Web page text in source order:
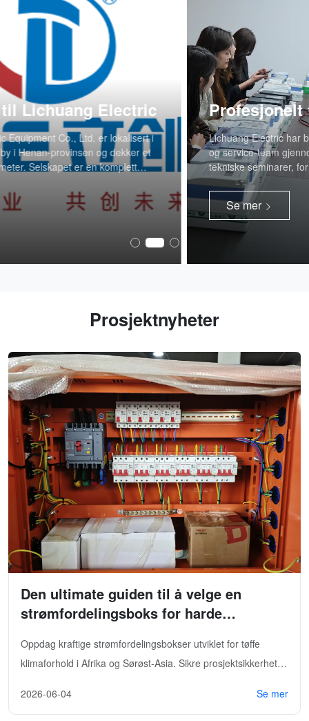
Profesjonelt team
Lichuang Electric har bygget opp et høyt kvalifisert teknisk
og service-team gjennom regelmessig produktskoling og
tekniske seminarer, for å tilby kundene helhetlige elektriske
løsninger og omsorgsfull service basert på profesjonell
kompetanse.
Se mer
Prosjektnyheter
Den ultimate guiden til å velge en
strømfordelingsboks for harde
Oppdag kraftige strømfordelingsbokser utviklet for tøffe
klimaforhold i Afrika og Sørøst-Asia. Sikre prosjektsikkerheten
2026-06-04
Se mer